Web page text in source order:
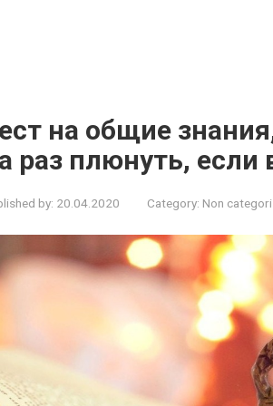
на общие
раз плюнуть, если
by: 20.04.2020 Category: Non